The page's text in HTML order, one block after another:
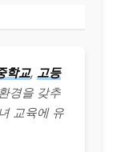
학교, 고등
경을 갖추
교육에 유